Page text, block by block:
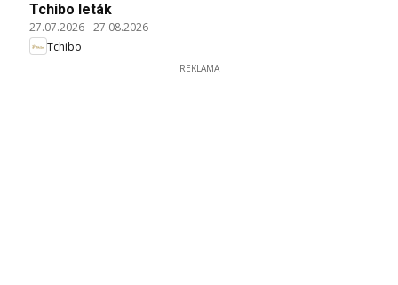
Tchibo leták
27.07.2026-27.08.2026
Tchibo
REKLAMA